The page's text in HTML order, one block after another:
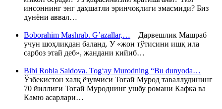
инсоннинг энг даҳшатли эринчоқлиги эмасмиди? Биз
дунёни аввал…
Boborahim Mashrab. G’azallar,… Дарвешлик Машраб
учун шоҳликдан баланд. У «жон тўтисини ишқ ила
сарбоз этай деб», жандани кийиб…
Bibi Robia Saidova. Tog‘ay Murodning “Bu dunyoda…
Ўзбекистон халқ ёзувчиси Тоғай Мурод таваллудининг
70 йиллиги Тоғай Муроднинг ушбу романи Кафка ва
Камю асарлари…